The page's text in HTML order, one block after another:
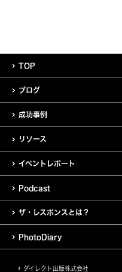
TOP
ブログ
成功事例
リソース
イベントレポート
Podcast
ザ・レスポンスとは？
PhotoDiary
ダイレクト出版株式会社